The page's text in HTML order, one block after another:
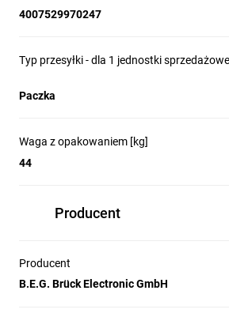
4007529970247
Typ przesyłki - dla 1 jednostki
Paczka
Waga z opakowaniem [kg]
44
Producent
Producent
B.E.G. Brück Electronic GmbH